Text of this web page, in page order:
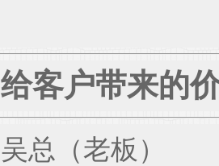
给客户带来的
吴总（老板）